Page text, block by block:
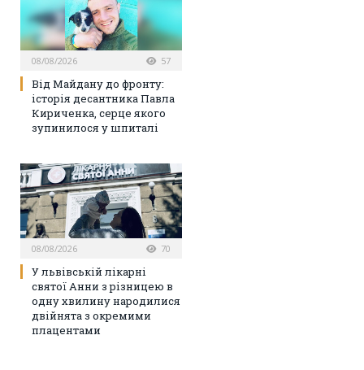
08/08/2026 57
Від Майдану до фронту:
історія десантника Павла
Кириченка, серце якого
зупинилося у шпиталі
08/08/2026 70
У львівській лікарні
святої Анни з різницею в
одну хвилину народилися
двійнята з окремими
плацентами